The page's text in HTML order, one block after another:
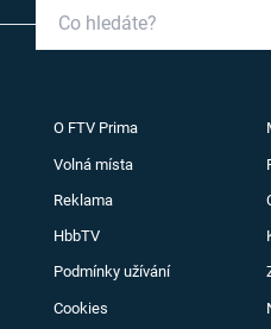
O FTV Prima
Volná místa
Reklama
HbbTV
Podmínky užívání
Cookies